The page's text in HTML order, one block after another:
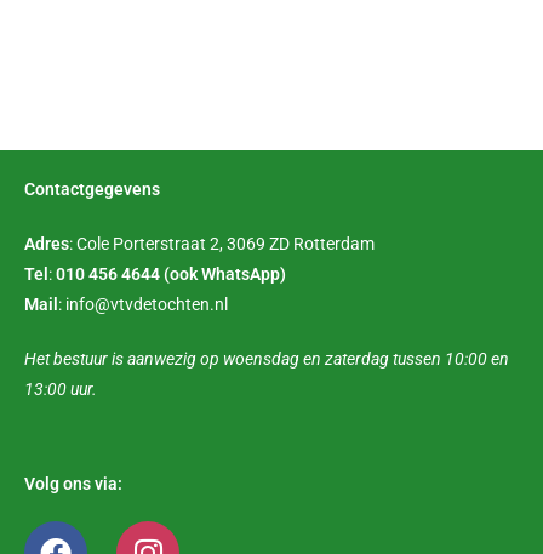
Contactgegevens
Adres: Cole Porterstraat 2, 3069 ZD Rotterdam
Tel :010 456 4644 (ook WhatsApp)
Mail : info@vtvdetochten.nl
Het bestuur is aanwezig op woensdag en zaterdag tussen 10:00 en
13:00 uur.
Volg ons via: